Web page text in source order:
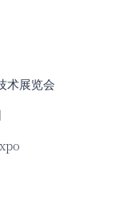
术展览会